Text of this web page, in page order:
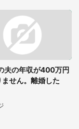
夫の年収が400万円
ません。離婚した